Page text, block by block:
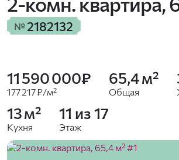
№ 2182132
11 590 000₽
177 217 ₽/м²
65,4 м²
Общая
13 м²
Кухня
11 из 17
Этаж